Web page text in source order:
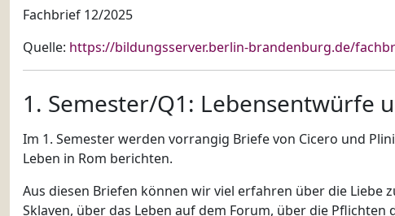
Fachbrief 12/2025
Quelle: https://bildungsserver.berlin-brandenburg.de/
1. Semester/Q1: Lebensentwürfe
Im 1. Semester werden vorrangig Briefe von Cicero und
Leben in Rom berichten.
Aus diesen Briefen können wir viel erfahren über die Liebe
Sklaven, über das Leben auf dem Forum, über die